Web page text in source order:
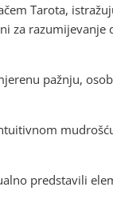
Tarota,
za razumijevanje
pažnju,
predstavili